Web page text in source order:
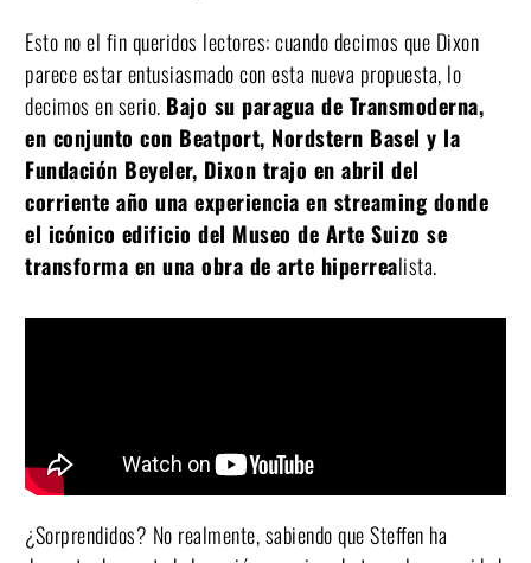
Esto no el fin queridos lectores: cuando decimos que Dixon
parece estar entusiasmado con esta nueva propuesta, lo
decimos en serio. Bajo su paragua de Transmoderna,
en conjunto con Beatport, Nordstern Basel y la
Fundación Beyeler, Dixon trajo en abril del
corriente año una experiencia en streaming donde
el icónico edificio del Museo de Arte Suizo se
transforma en una obra de arte hiperrealista.
¿Sorprendidos? No realmente, sabiendo que Steffen ha